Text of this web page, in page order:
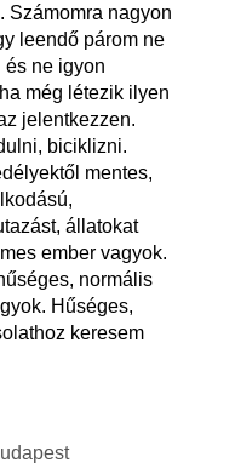
Számomra nagyon
leendő párom ne
és ne igyon
még létezik ilyen
jelentkezzen.
biciklizni.
mentes,
állatokat
ember vagyok.
normális
Hűséges,
keresem